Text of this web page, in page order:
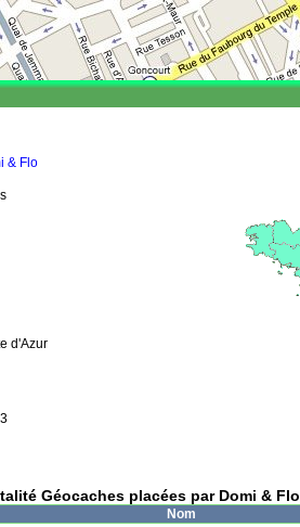
& Flo
d'Azur
Géocaches placées par Domi & Flo
Nom